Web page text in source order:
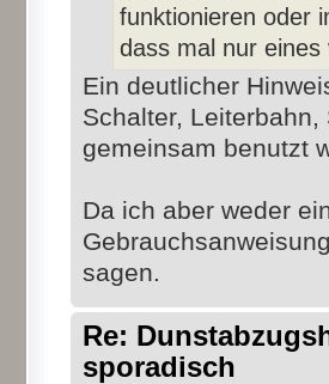
funktionieren oder
dass mal nur
Ein deutlicher
Schalter,
gemeinsam benutzt
Da ich aber weder
sagen.
Re:
sporadisch